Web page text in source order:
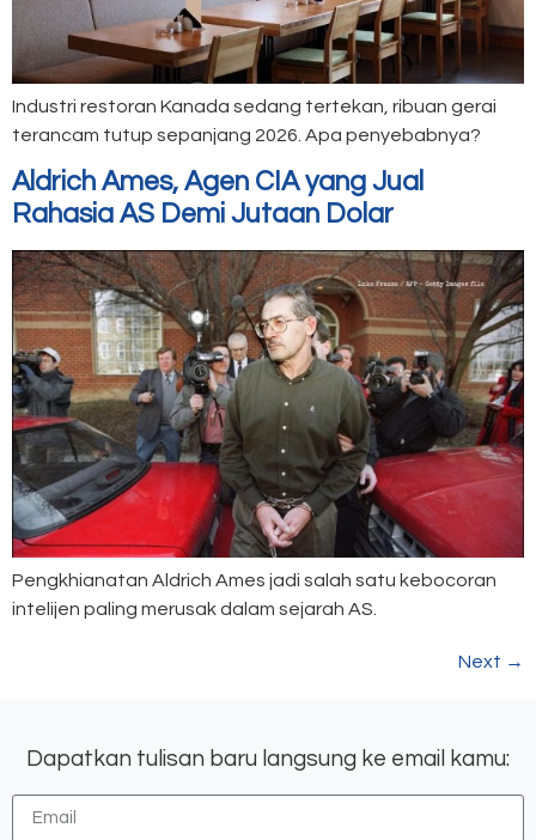
Industri restoran Kanada sedang tertekan, ribuan gerai
terancam tutup sepanjang 2026. Apa penyebabnya?
Aldrich Ames, Agen CIA yang Jual
Rahasia AS Demi Jutaan Dolar
Pengkhianatan Aldrich Ames jadi salah satu kebocoran
intelijen paling merusak dalam sejarah AS.
Next →
Dapatkan tulisan baru langsung ke email kamu: